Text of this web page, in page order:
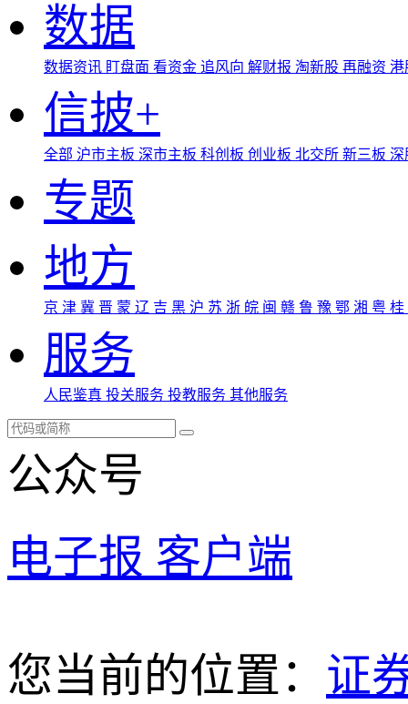
数据
数据资讯 盯盘面 看资金 追风向 解财报 淘新股 再融资
信披+
全部 沪市主板 深市主板 科创板 创业板 北交所 新三板
专题
地方
京 津 冀 晋 蒙 辽 吉 黑 沪 苏 浙 皖 闽 赣 鲁 豫 鄂 湘 粤 桂
服务
人民鉴真 投关服务 投教服务 其他服务
公众号
电子报 客户端
您当前的位置： 证